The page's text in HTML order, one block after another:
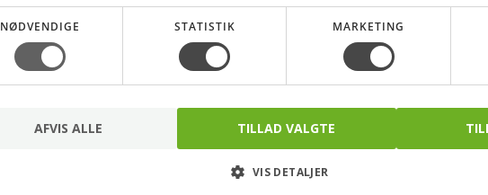
W- SKÆRESKIVE INOX 1,0X125MM
pr. stk.
W- SKÆRESKIVE INOX
Varenr.:
9,20 kr.pr.
NØDVENDIGE STATISTIK MARKETING
TILLAD VALGTE
AFVIS ALLE
VIS DETALJER